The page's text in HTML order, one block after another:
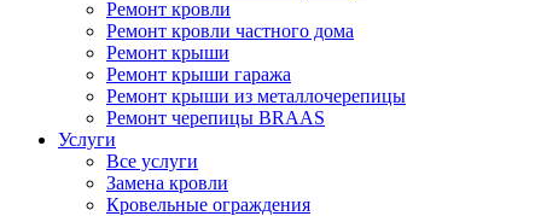
Ремонт кровли
Ремонт кровли частного дома
Ремонт крыши
Ремонт крыши гаража
Ремонт крыши из металлочерепицы
Ремонт черепицы BRAAS
Услуги
Все услуги
Замена кровли
Кровельные ограждения